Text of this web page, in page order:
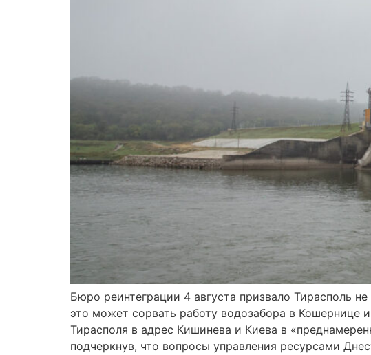
Бюро реинтеграции 4 августа призвало Тирасполь
это может сорвать работу водозабора в Кошернице
Тирасполя в адрес Кишинева и Киева в
подчеркнув, что вопросы управления ресурсами